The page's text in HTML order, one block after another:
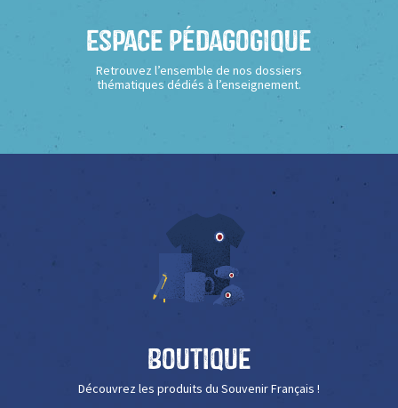
Espace Pédagogique
Retrouvez l’ensemble de nos dossiers
thématiques dédiés à l’enseignement.
Boutique
Découvrez les produits du Souvenir Français !